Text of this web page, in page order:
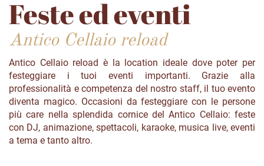
Feste ed eventi
Antico Cellaio reload
Antico Cellaio reload è la location ideale dove poter per
festeggiare i tuoi eventi importanti. Grazie alla
professionalità e competenza del nostro staff, il tuo evento
diventa magico. Occasioni da festeggiare con le persone
più care nella splendida cornice del Antico Cellaio: feste
con DJ, animazione, spettacoli, karaoke, musica live, eventi
a tema e tanto altro.